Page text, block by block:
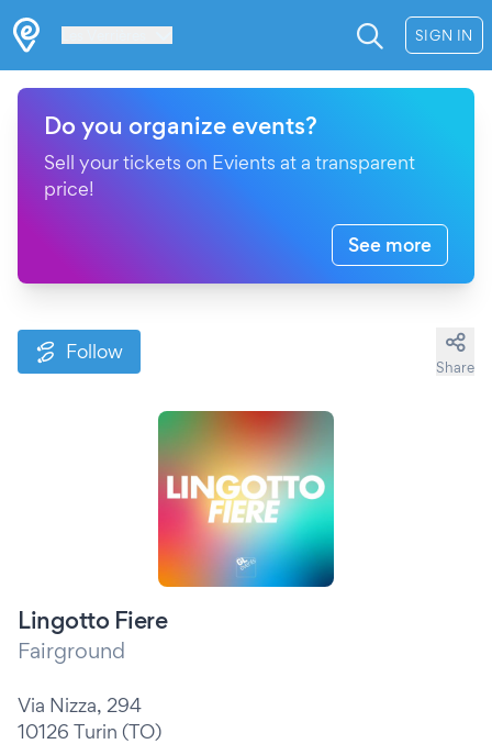
SIGN IN
Do you organize events?
Sell your tickets on Evients at a transparent
price!
See more
Follow
Share
Lingotto Fiere
Fairground
Via Nizza, 294
10126 Turin (TO)